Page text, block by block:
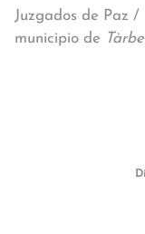
Juzgados de Paz /
municipio de